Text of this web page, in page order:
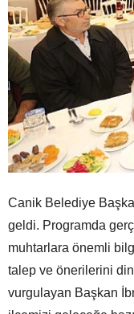
Canik Belediye
geldi. Programda
muhtarlara önemli
talep ve önerilerini
vurgulayan Başkan